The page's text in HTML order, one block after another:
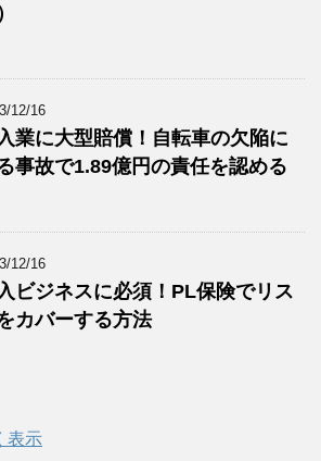
12/16
業に大型賠償！自転車の欠陥に
事故で1.89億円の責任を認める
12/16
ビジネスに必須！PL保険でリス
カバーする方法
表示